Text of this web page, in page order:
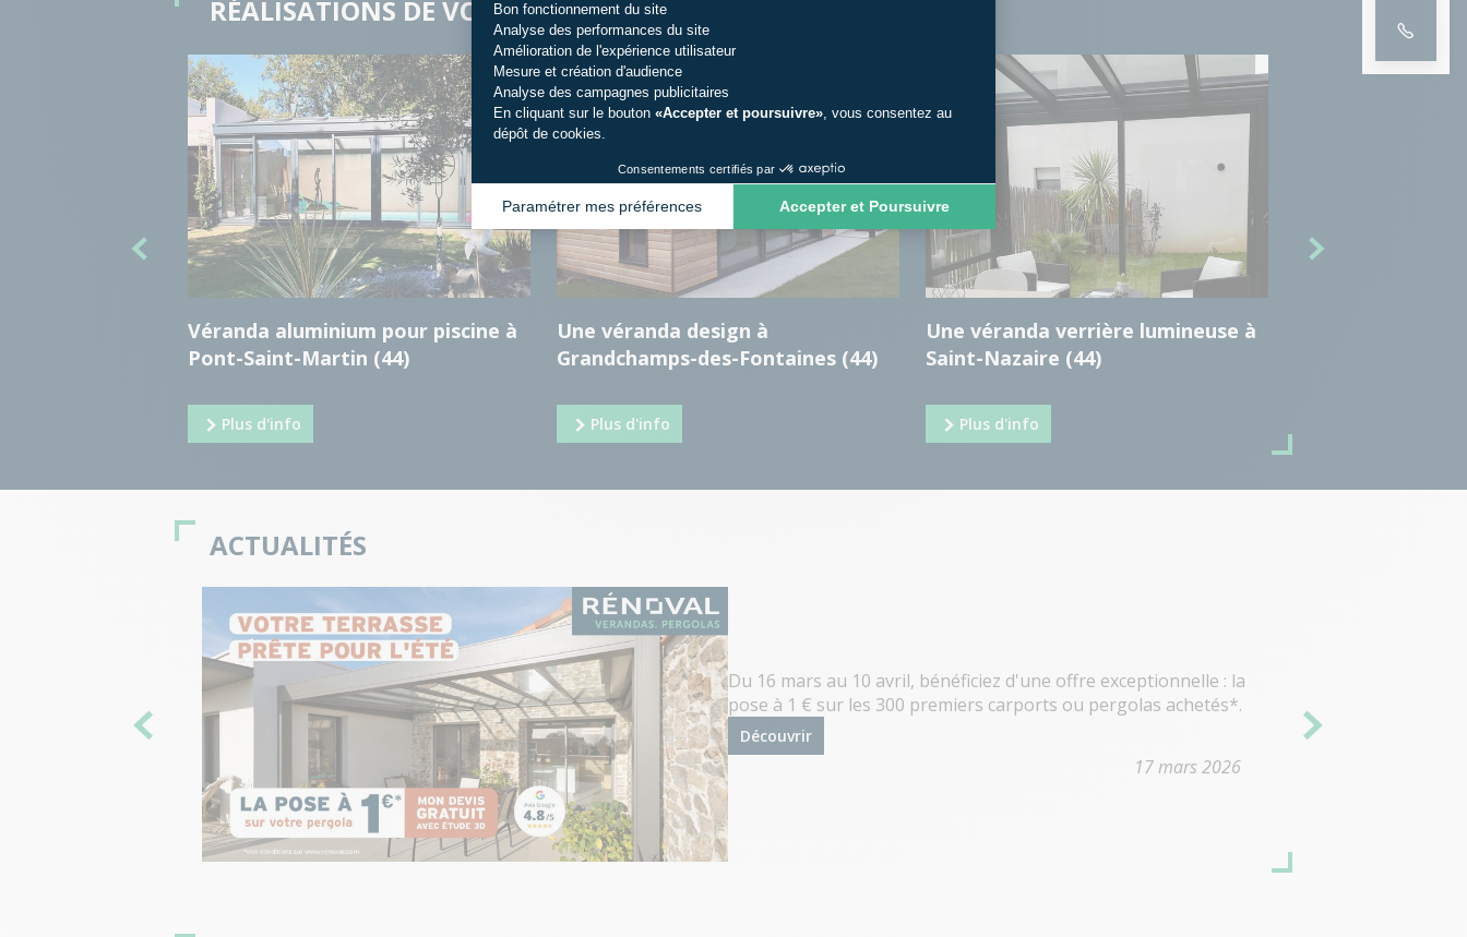
Bon fonctionnement du site
Analyse des performances du site
Amélioration de l'expérience utilisateur
Mesure et création d'audience
Analyse des campagnes publicitaires
En cliquant sur le bouton «Accepter et poursuivre» , vous consentez au
dépôt de cookies.
Consentements certifiés par
Paramétrer mes préférences Accepter et Poursuivre
RÉALISATIONS DE VOTRE EXPERT AGRÉÉ À SAINT-NAZAIRE
Véranda aluminium pour piscine à
Pont-Saint-Martin (44)
Plus d'info
Une véranda design à
Grandchamps-des-Fontaines (44)
Plus d'info
Une véranda verrière lumineuse à
Saint-Nazaire (44)
Plus d'info
ACTUALITÉS
Du 16 mars au 10 avril, bénéficiez d'une offre exceptionnelle : la
pose à 1 € sur les 300 premiers carports ou pergolas achetés*.
Découvrir
17 mars 2026